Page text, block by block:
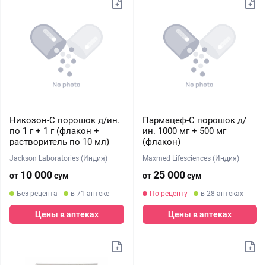
Никозон-С порошок д/ин.
по 1 г + 1 г (флакон +
растворитель по 10 мл)
Jackson Laboratories (Индия)
от 10 000сум
Без рецепта в 71 аптеке
Цены в аптеках
Пармацеф-С порошок д/
ин. 1000 мг + 500 мг
(флакон)
Maxmed Lifesciences (Индия)
от25 000сум
По рецепту в 28 аптеках
Цены в аптеках